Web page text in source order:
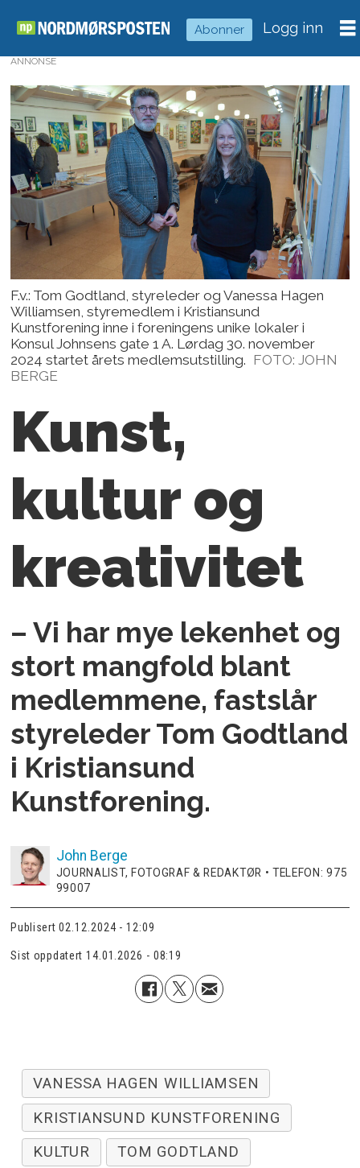
Abonner Logg inn
ANNONSE
F.v.: Tom Godtland, styreleder og Vanessa Hagen
Williamsen, styremedlem i Kristiansund
Kunstforening inne i foreningens unike lokaler i
Konsul Johnsens gate 1 A. Lørdag 30. november
2024 startet årets medlemsutstilling. FOTO: JOHN
BERGE
Kunst,
kultur og
kreativitet
– Vi har mye lekenhet og
stort mangfold blant
medlemmene, fastslår
styreleder Tom Godtland
i Kristiansund
Kunstforening.
John Berge
JOURNALIST, FOTOGRAF & REDAKTØR • TELEFON: 975
99007
Publisert 02.12.2024 - 12:09
Sist oppdatert 14.01.2026 - 08:19
VANESSA HAGEN WILLIAMSEN
KRISTIANSUND KUNSTFORENING
KULTUR
TOM GODTLAND